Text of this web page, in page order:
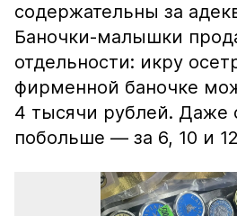
содержательны за
Баночки-малышки
отдельности: икру
фирменной баночке
4 тысячи рублей. Даже
побольше — за 6, 10 и